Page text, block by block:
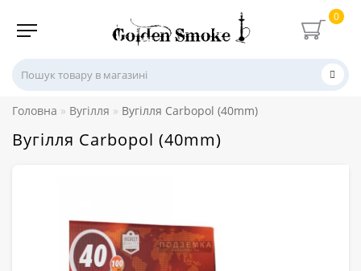
0
Головна Вугілля Вугілля Carbopol (40mm)
Вугілля Carbopol (40mm)